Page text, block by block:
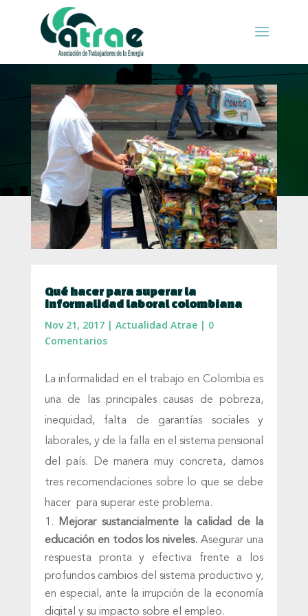
Qué hacer para superar la
informalidad laboral colombiana
Nov 21, 2017| Actualidad Atrae| 0
Comentarios
La informalidad en el trabajo en Colombia es
una de las principales causas de pobreza,
inequidad, falta de garantías sociales y
laborales, y de la falla en el sistema pensional
del país. De manera muy concreta, damos
tres recomendaciones sobre lo que se debe
hacer para superar este problema.
Mejorar sustancialmente la calidad de la
educación en todos los niveles. Asegurar una
respuesta pronta y efectiva frente a los
profundos cambios del sistema productivo y,
en especial, ante la irrupción de la economía
digital y su impacto sobre el empleo.